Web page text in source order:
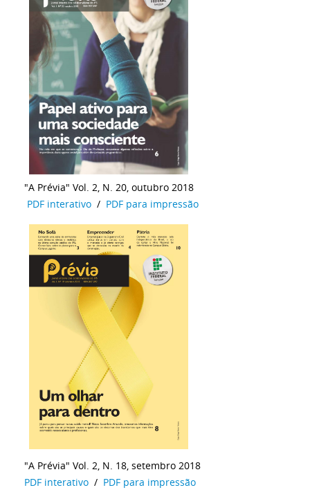
"A Prévia" Vol. 2, N. 20, outubro 2018
PDF interativo / PDF para impressão
"A Prévia" Vol. 2, N. 18, setembro 2018
PDF interativo / PDF para impressão